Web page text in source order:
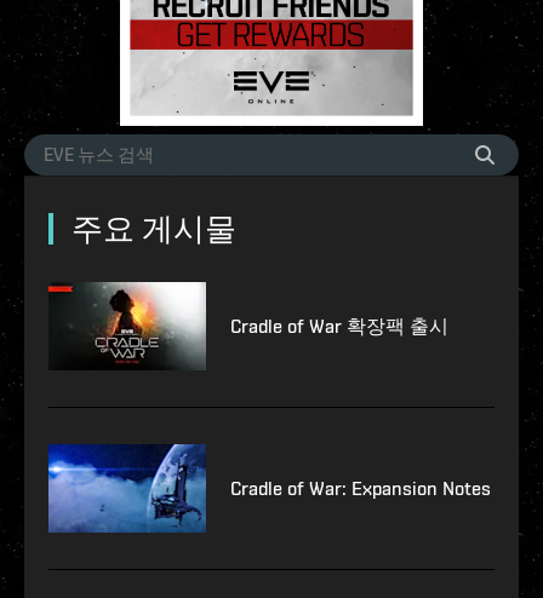
주요 게시물
Cradle of War 확장팩 출시
Cradle of War: Expansion Notes